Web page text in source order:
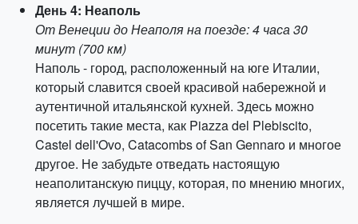
День 4: Неаполь
От Венеции до Неаполя на поезде: 4 часа 30
минут (700 км)
Наполь - город, расположенный на юге Италии,
который славится своей красивой набережной и
аутентичной итальянской кухней. Здесь можно
посетить такие места, как Piazza del Plebiscito,
Castel dell'Ovo, Catacombs of San Gennaro и многое
другое. Не забудьте отведать настоящую
неаполитанскую пиццу, которая, по мнению многих,
является лучшей в мире.